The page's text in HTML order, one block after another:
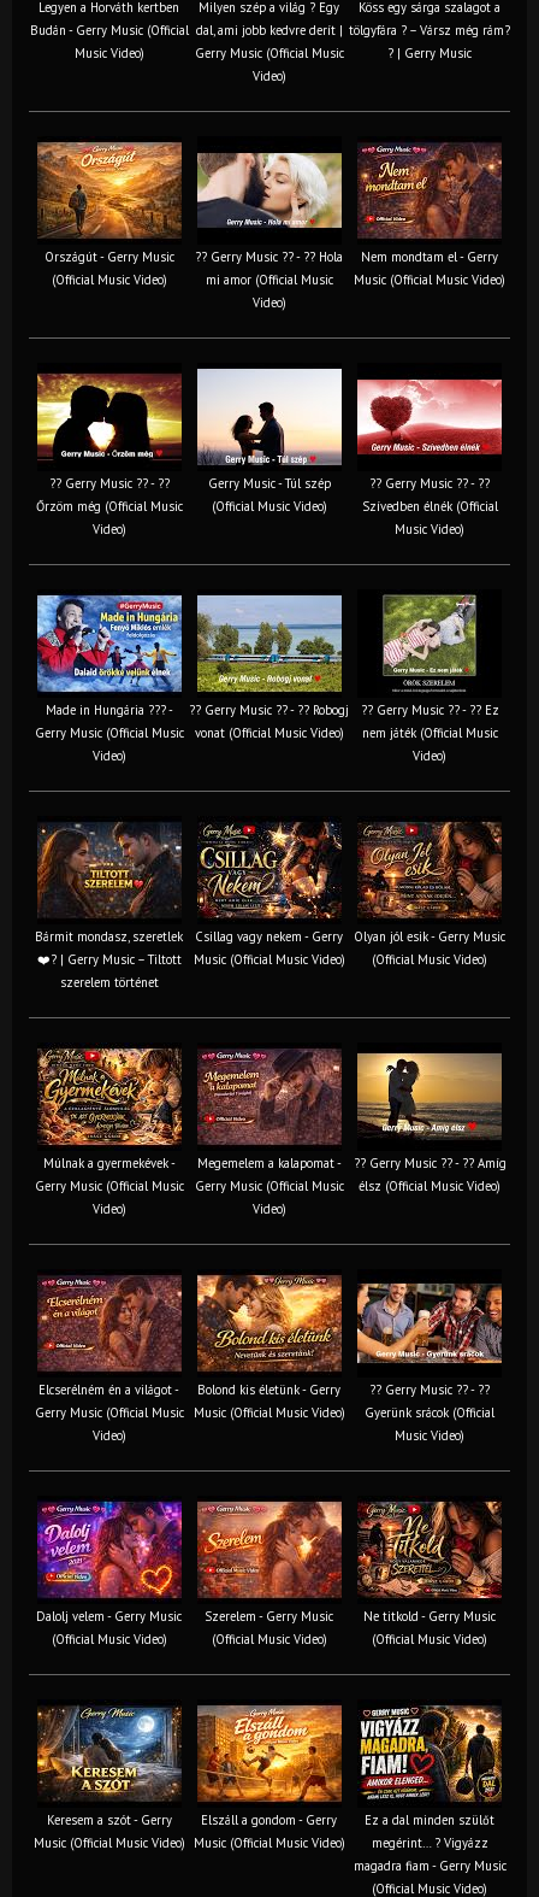
Legyen a Horváth kertben
Budán - Gerry Music (Official
Music Video)
Milyen szép a világ ? Egy
dal, ami jobb kedvre derít |
Gerry Music (Official Music
Video)
Köss egy sárga szalagot a
tölgyfára ?️ – Vársz még rám?
? | Gerry Music
Országút - Gerry Music
(Official Music Video)
?? Gerry Music ?? - ?? Hola
mi amor (Official Music
Video)
Nem mondtam el - Gerry
Music (Official Music Video)
?? Gerry Music ?? - ??
Őrzöm még (Official Music
Video)
Gerry Music - Túl szép
(Official Music Video)
?? Gerry Music ?? - ??
Szívedben élnék (Official
Music Video)
Made in Hungária ??? -
Gerry Music (Official Music
Video)
?? Gerry Music ?? - ?? Robogj
vonat (Official Music Video)
?? Gerry Music ?? - ?? Ez
nem játék (Official Music
Video)
Bármit mondasz, szeretlek
❤️‍? | Gerry Music – Tiltott
szerelem történet
Csillag vagy nekem - Gerry
Music (Official Music Video)
Olyan jól esik - Gerry Music
(Official Music Video)
Múlnak a gyermekévek -
Gerry Music (Official Music
Video)
Megemelem a kalapomat -
Gerry Music (Official Music
Video)
?? Gerry Music ?? - ?? Amíg
élsz (Official Music Video)
Elcserélném én a világot -
Gerry Music (Official Music
Video)
Bolond kis életünk - Gerry
Music (Official Music Video)
?? Gerry Music ?? - ??
Gyerünk srácok (Official
Music Video)
Dalolj velem - Gerry Music
(Official Music Video)
Szerelem - Gerry Music
(Official Music Video)
Ne titkold - Gerry Music
(Official Music Video)
Keresem a szót - Gerry
Music (Official Music Video)
Elszáll a gondom - Gerry
Music (Official Music Video)
Ez a dal minden szülőt
megérint… ? Vigyázz
magadra fiam - Gerry Music
(Official Music Video)